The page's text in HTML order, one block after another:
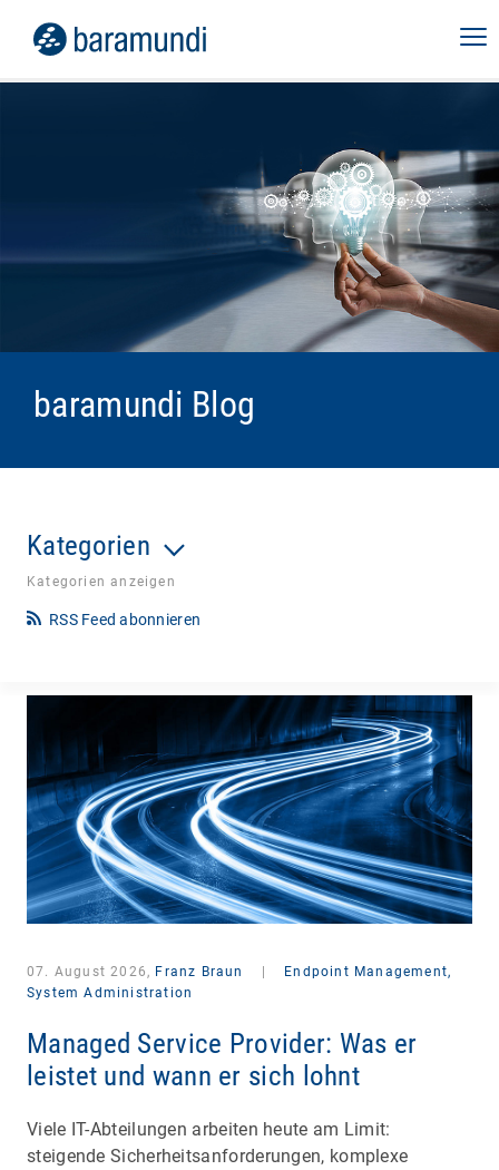
baramundi Blog
Kategorien
Kategorien anzeigen
RSS Feed abonnieren
07. August 2026, Franz Braun
Endpoint Management,
System Administration
Managed Service Provider: Was er
leistet und wann er sich lohnt
Viele IT-Abteilungen arbeiten heute am Limit:
steigende Sicherheitsanforderungen, komplexe